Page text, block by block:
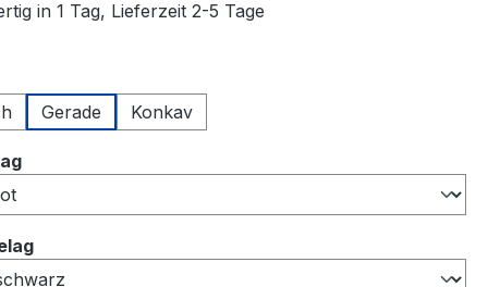
in 1 Tag, Lieferzeit 2-5 Tage
Gerade Konkav
auswählen
auswählen